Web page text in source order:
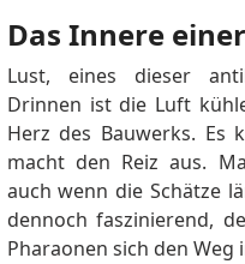
Das Innere
Lust, eines dieser
Drinnen ist die Luft
Herz des Bauwerks. Es
macht den Reiz aus.
auch wenn die Schätze
dennoch faszinierend,
Pharaonen sich den Weg